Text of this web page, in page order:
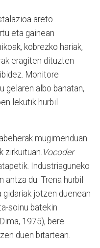
areto
eta gainean
kobrezko hariak,
eragiten dituzten
Monitore
gelaren albo banatan,
lekutik hurbil
mugimenduan.
zirkuituan.Vocoder
Industriaguneko
du. Trena hurbil
jotzen duenean
soinu batekin
1975), bere
duen bitartean.